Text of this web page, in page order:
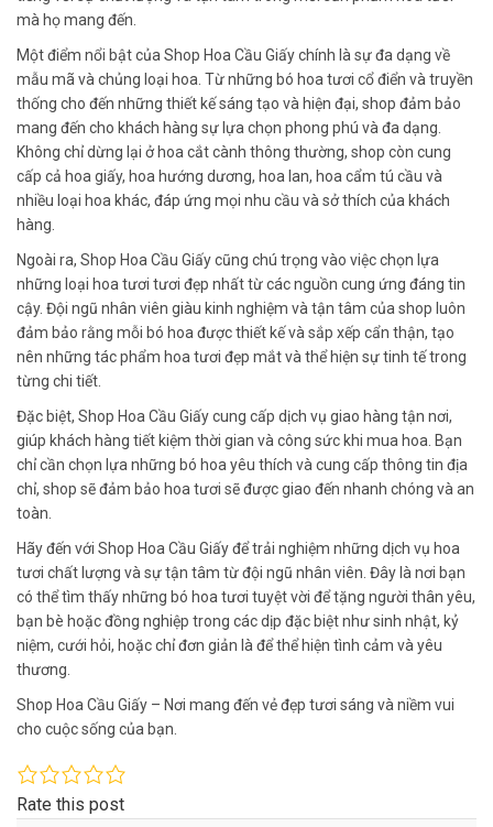
mà họ mang đến.
Một điểm nổi bật của Shop Hoa Cầu Giấy chính là sự đa dạng về
mẫu mã và chủng loại hoa. Từ những bó hoa tươi cổ điển và truyền
thống cho đến những thiết kế sáng tạo và hiện đại, shop đảm bảo
mang đến cho khách hàng sự lựa chọn phong phú và đa dạng.
Không chỉ dừng lại ở hoa cắt cành thông thường, shop còn cung
cấp cả hoa giấy, hoa hướng dương, hoa lan, hoa cẩm tú cầu và
nhiều loại hoa khác, đáp ứng mọi nhu cầu và sở thích của khách
hàng.
Ngoài ra, Shop Hoa Cầu Giấy cũng chú trọng vào việc chọn lựa
những loại hoa tươi tươi đẹp nhất từ các nguồn cung ứng đáng tin
cậy. Đội ngũ nhân viên giàu kinh nghiệm và tận tâm của shop luôn
đảm bảo rằng mỗi bó hoa được thiết kế và sắp xếp cẩn thận, tạo
nên những tác phẩm hoa tươi đẹp mắt và thể hiện sự tinh tế trong
từng chi tiết.
Đặc biệt, Shop Hoa Cầu Giấy cung cấp dịch vụ giao hàng tận nơi,
giúp khách hàng tiết kiệm thời gian và công sức khi mua hoa. Bạn
chỉ cần chọn lựa những bó hoa yêu thích và cung cấp thông tin địa
chỉ, shop sẽ đảm bảo hoa tươi sẽ được giao đến nhanh chóng và an
toàn.
Hãy đến với Shop Hoa Cầu Giấy để trải nghiệm những dịch vụ hoa
tươi chất lượng và sự tận tâm từ đội ngũ nhân viên. Đây là nơi bạn
có thể tìm thấy những bó hoa tươi tuyệt vời để tặng người thân yêu,
bạn bè hoặc đồng nghiệp trong các dịp đặc biệt như sinh nhật, kỷ
niệm, cưới hỏi, hoặc chỉ đơn giản là để thể hiện tình cảm và yêu
thương.
Shop Hoa Cầu Giấy – Nơi mang đến vẻ đẹp tươi sáng và niềm vui
cho cuộc sống của bạn.
Rate this post